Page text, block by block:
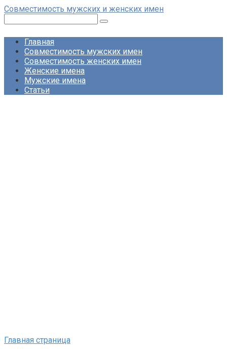
Перейти
контенту
Совместимость мужских и женских имен
Главная
Совместимость мужских имен
Совместимость женских имен
Женские имена
Мужские имена
Статьи
Главная страница